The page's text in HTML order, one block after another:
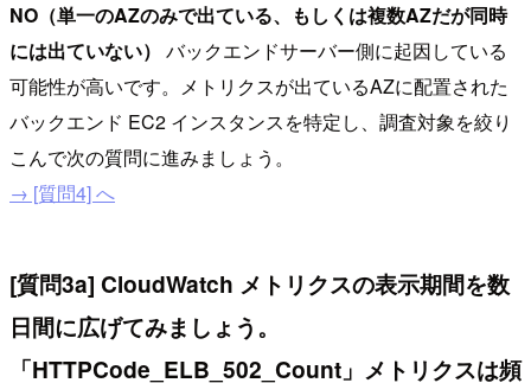
NO（単一のAZのみで出ている、もしくは複数AZだが同時
には出ていない） バックエンドサーバー側に起因している
可能性が高いです。メトリクスが出ているAZに配置された
バックエンド EC2 インスタンスを特定し、調査対象を絞り
こんで次の質問に進みましょう。
→ [質問4] へ
[質問3a] CloudWatch メトリクスの表示期間を数
日間に広げてみましょう。
「HTTPCode_ELB_502_Count」メトリクスは頻